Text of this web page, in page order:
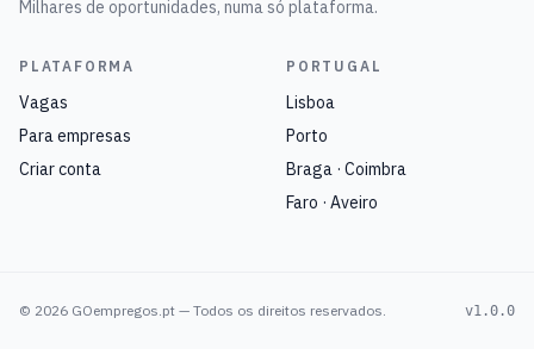
Milhares de oportunidades, numa só plataforma.
PLATAFORMA
Vagas
Para empresas
Criar conta
PORTUGAL
Lisboa
Porto
Braga · Coimbra
Faro · Aveiro
© 2026 GOempregos.pt — Todos os direitos reservados. v1.0.0